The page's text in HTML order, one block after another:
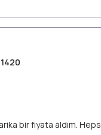
bir fiyata aldım.